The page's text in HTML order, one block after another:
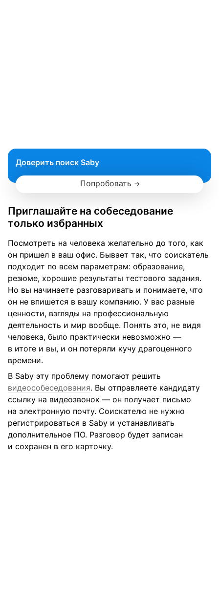
Доверить поиск Saby
Попробовать
Приглашайте на собеседование
только избранных
Посмотреть на человека желательно до того, как
он пришел в ваш офис. Бывает так, что соискатель
подходит по всем параметрам: образование,
резюме, хорошие результаты тестового задания.
Но вы начинаете разговаривать и понимаете, что
он не впишется в вашу компанию. У вас разные
ценности, взгляды на профессиональную
деятельность и мир вообще. Понять это, не видя
человека, было практически невозможно —
в итоге и вы, и он потеряли кучу драгоценного
времени.
В Saby эту проблему помогают решить
видеособеседования. Вы отправляете кандидату
ссылку на видеозвонок — он получает письмо
на электронную почту. Соискателю не нужно
регистрироваться в Saby и устанавливать
дополнительное ПО. Разговор будет записан
и сохранен в его карточку.